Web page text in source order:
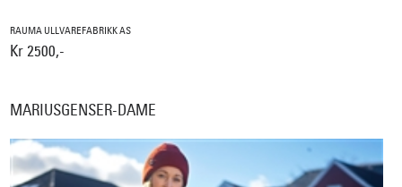
RAUMA ULLVAREFABRIKK AS
Kr 2500,-
MARIUSGENSER-DAME